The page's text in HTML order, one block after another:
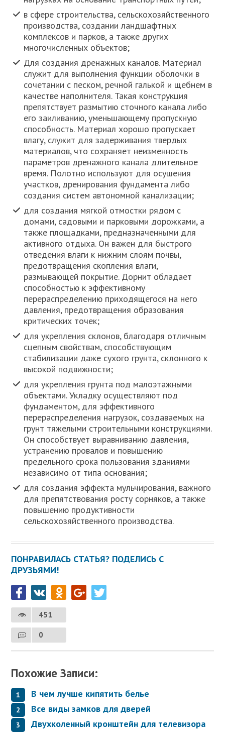
в сфере строительства, сельскохозяйственного
производства, создании ландшафтных
комплексов и парков, а также других
многочисленных объектов;
Для создания дренажных каналов. Материал
служит для выполнения функции оболочки в
сочетании с песком, речной галькой и щебнем в
качестве наполнителя. Такая конструкция
препятствует размытию сточного канала либо
его заиливанию, уменьшающему пропускную
способность. Материал хорошо пропускает
влагу, служит для задерживания твердых
материалов, что сохраняет неизменность
параметров дренажного канала длительное
время. Полотно используют для осушения
участков, дренирования фундамента либо
создания систем автономной канализации;
для создания мягкой отмостки рядом с
домами, садовыми и парковыми дорожками, а
также площадками, предназначенными для
активного отдыха. Он важен для быстрого
отведения влаги к нижним слоям почвы,
предотвращения скопления влаги,
размывающей покрытие. Дорнит обладает
способностью к эффективному
перераспределению приходящегося на него
давления, предотвращения образования
критических точек;
для укрепления склонов, благодаря отличным
сцепным свойствам, способствующим
стабилизации даже сухого грунта, склонного к
высокой подвижности;
для укрепления грунта под малоэтажными
объектами. Укладку осуществляют под
фундаментом, для эффективного
перераспределения нагрузок, создаваемых на
грунт тяжелыми строительными конструкциями.
Он способствует выравниванию давления,
устранению провалов и повышению
предельного срока пользования зданиями
независимо от типа основания;
для создания эффекта мульчирования, важного
для препятствования росту сорняков, а также
повышению продуктивности
сельскохозяйственного производства.
ПОНРАВИЛАСЬ СТАТЬЯ? ПОДЕЛИСЬ С
ДРУЗЬЯМИ!
451
0
Похожие Записи:
В чем лучше кипятить белье
Все виды замков для дверей
Двухколенный кронштейн для телевизора